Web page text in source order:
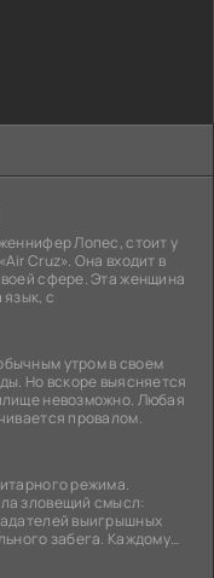
Лопес, стоит у
Cruz». Она входит в
сфере. Эта женщина
с
утром в своем
Но вскоре выясняется
невозможно. Любая
провалом.
режима.
зловещий смысл:
выигрышных
забега. Каждому